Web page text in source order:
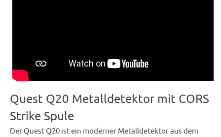
Quest Q20 Metalldetektor mit CORS
Strike Spule
Der Quest Q20 ist ein moderner Metalldetektor aus dem